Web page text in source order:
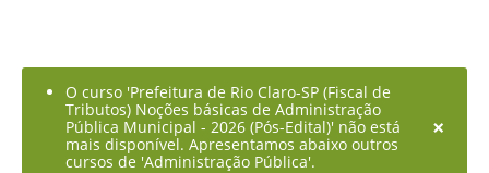
O curso 'Prefeitura de Rio Claro-SP (Fiscal de
Tributos) Noções básicas de Administração
Pública Municipal - 2026 (Pós-Edital)' não está
mais disponível. Apresentamos abaixo outros
cursos de 'Administração Pública'.
×